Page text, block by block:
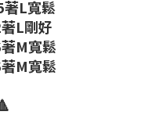
L寬鬆
L剛好
M寬鬆
M寬鬆